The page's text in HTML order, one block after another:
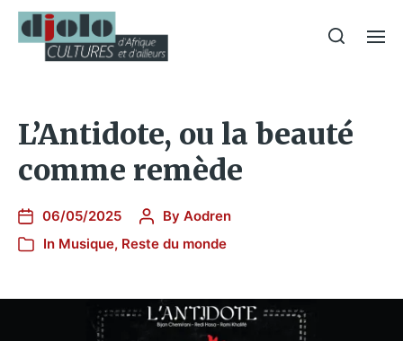
L’Antidote, ou la beauté
comme remède
06/05/2025 By Aodren
In Musique, Reste du monde